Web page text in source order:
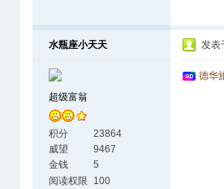
水瓶座小天天
超级富翁
积分
23864
威望
9467
金钱
5
阅读权限
100
发表
德华